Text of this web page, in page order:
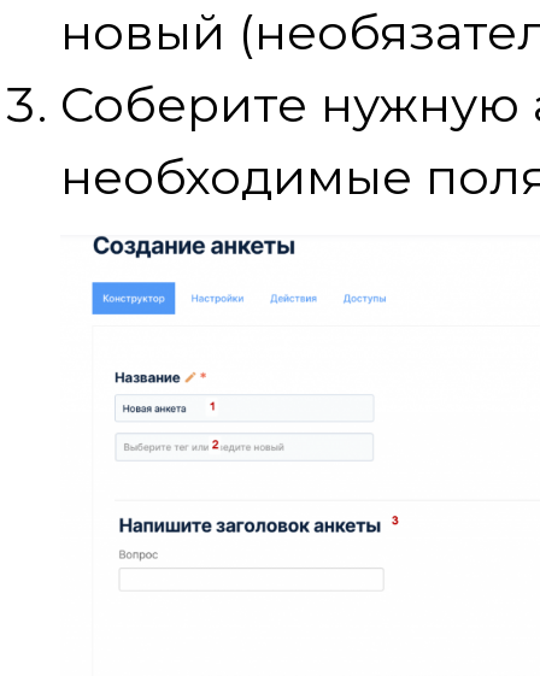
новый
Соберите нужную
необходимые